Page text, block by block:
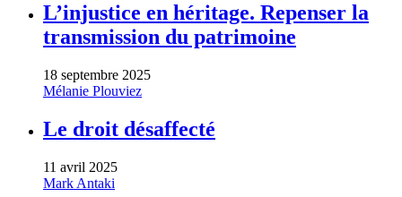
L’injustice en héritage. Repenser la
transmission du patrimoine
18 septembre 2025
Mélanie Plouviez
Le droit désaffecté
11 avril 2025
Mark Antaki